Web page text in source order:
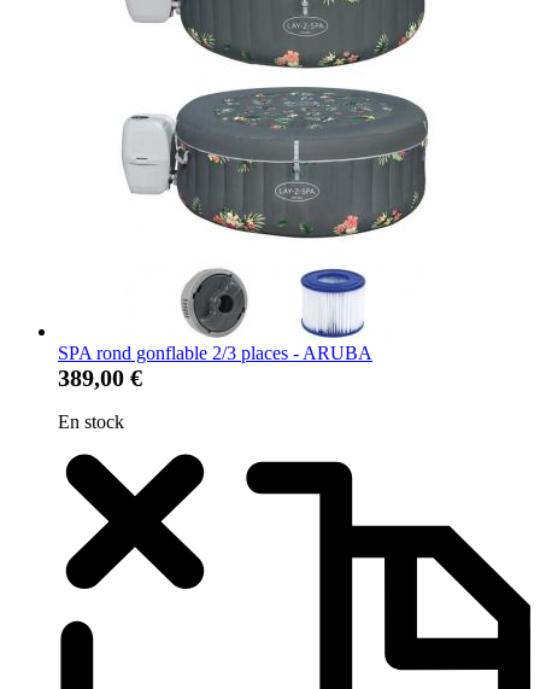
SPA rond gonflable 2/3 places - ARUBA
389,00 €
En stock